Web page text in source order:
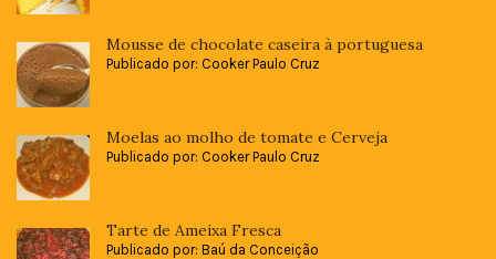
Mousse de chocolate caseira à portuguesa
Publicado por: Cooker Paulo Cruz
Moelas ao molho de tomate e Cerveja
Publicado por: Cooker Paulo Cruz
Tarte de Ameixa Fresca
Publicado por: Baú da Conceição